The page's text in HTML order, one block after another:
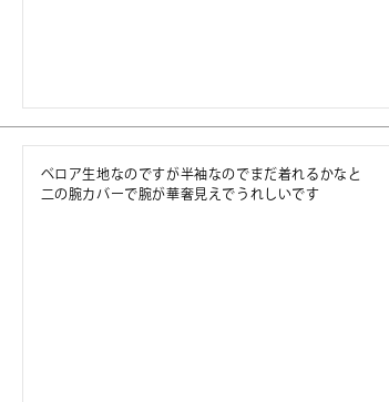
ベロア生地なのですが半袖なのでまだ着れるかなと
二の腕カバーで腕が華奢見えでうれしいです